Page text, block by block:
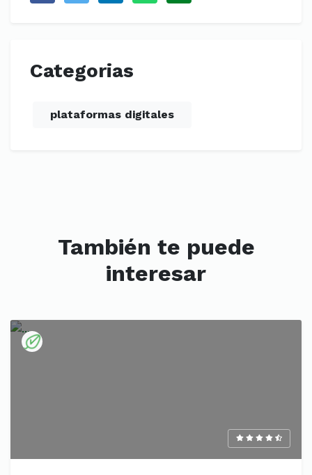
Categorias
plataformas digitales
También te puede
interesar